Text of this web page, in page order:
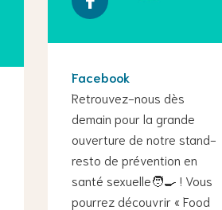
Facebook
Retrouvez-nous dès
demain pour la grande
ouverture de notre stand-
resto de prévention en
santé sexuelle🧑‍🍳 ! Vous
pourrez découvrir « Food